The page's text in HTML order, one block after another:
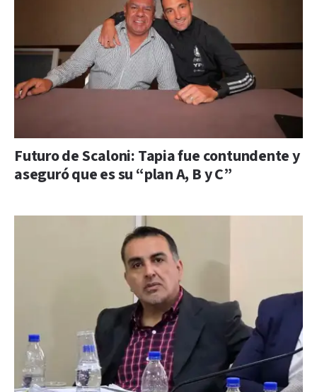
Futuro de Scaloni: Tapia fue contundente y
aseguró que es su “plan A, B y C”